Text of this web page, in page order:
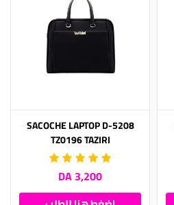
SACOCHE LAPTOP D-5208
TZ0196 TAZIRI
3,200 DA